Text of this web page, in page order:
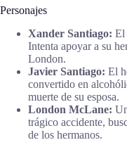
Personajes
Xander Santiago: El
Intenta apoyar a su
London.
Javier Santiago: El
convertido en
muerte de su esposa.
London McLane:
trágico accidente,
de los hermanos.